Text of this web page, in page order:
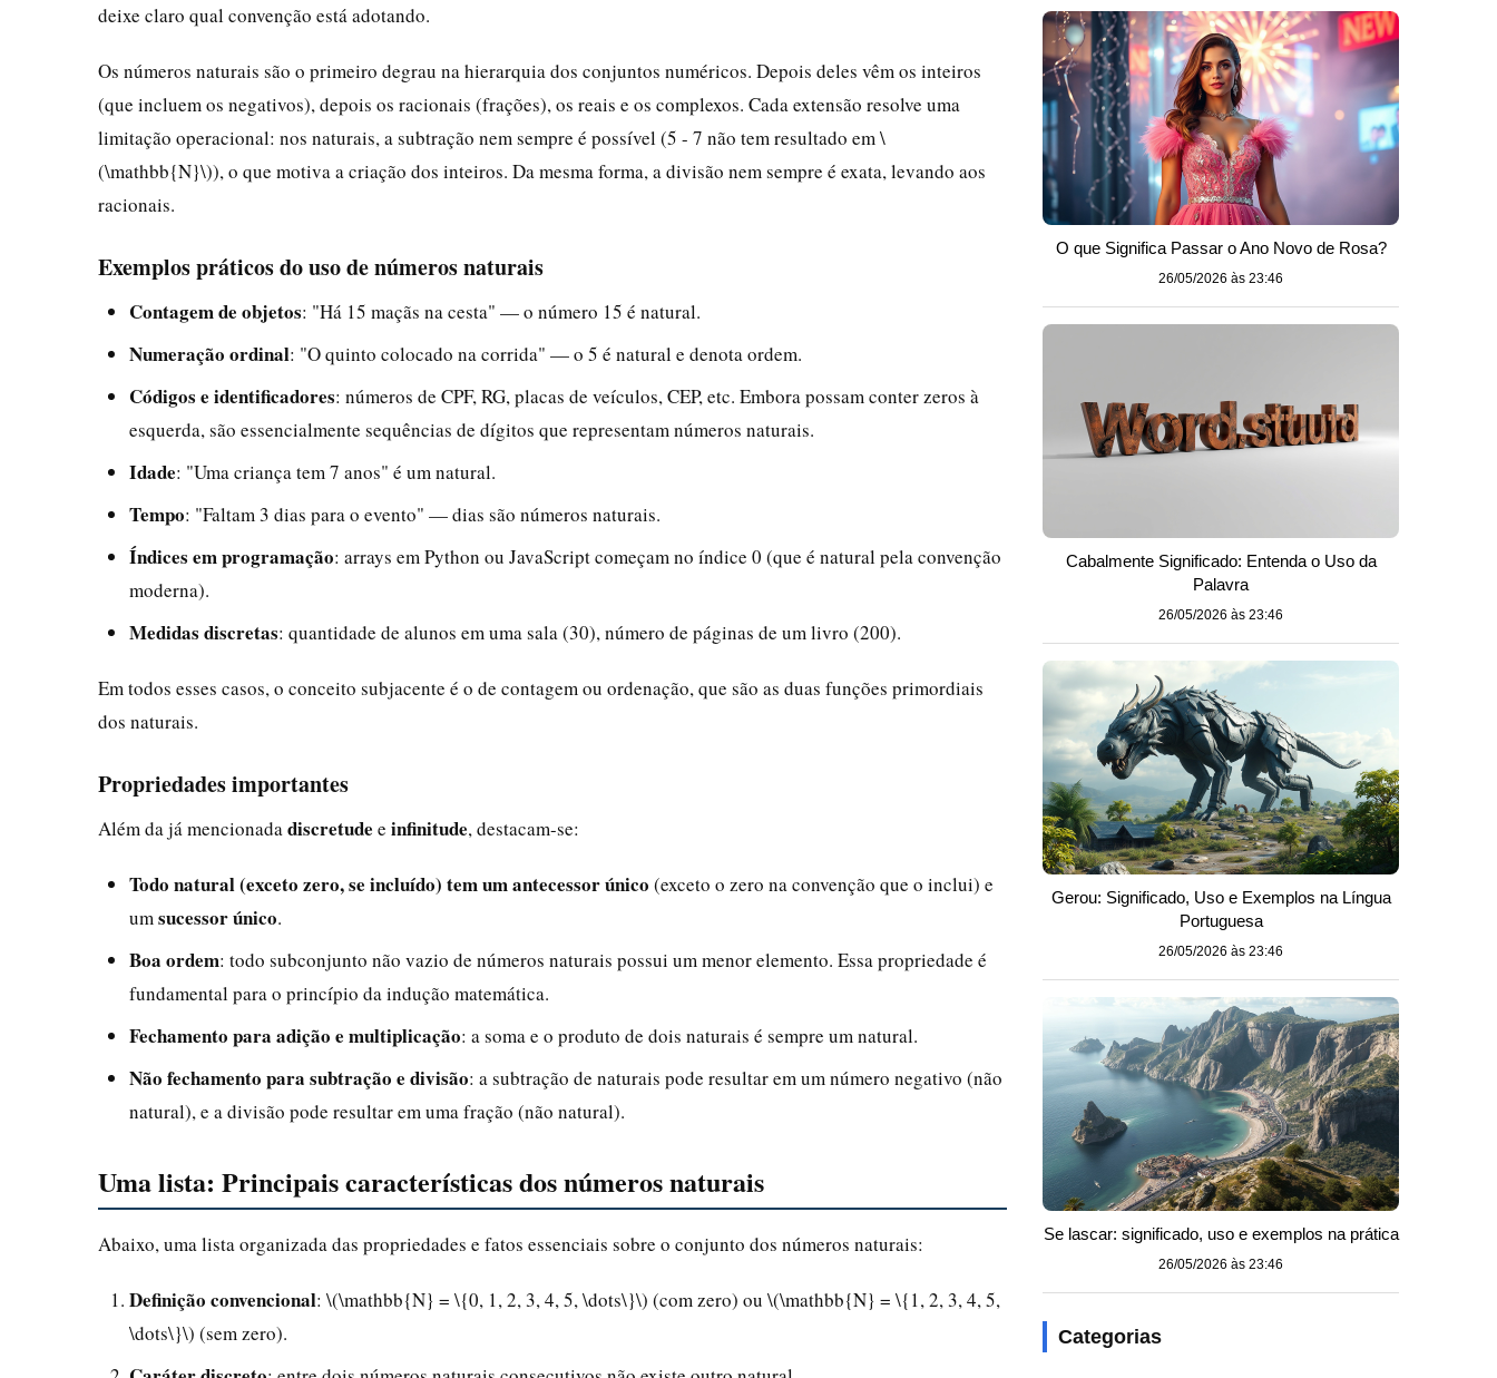
deixe claro qual convenção está adotando.
Os números naturais são o primeiro degrau na hierarquia dos conjuntos numéricos. Depois deles vêm os inteiros
(que incluem os negativos), depois os racionais (frações), os reais e os complexos. Cada extensão resolve uma
limitação operacional: nos naturais, a subtração nem sempre é possível (5 - 7 não tem resultado em \
(\mathbb{N}\)), o que motiva a criação dos inteiros. Da mesma forma, a divisão nem sempre é exata, levando aos
racionais.
Exemplos práticos do uso de números naturais
Contagem de objetos: "Há 15 maçãs na cesta" — o número 15 é natural.
Numeração ordinal: "O quinto colocado na corrida" — o 5 é natural e denota ordem.
Códigos e identificadores: números de CPF, RG, placas de veículos, CEP, etc. Embora possam conter zeros à
esquerda, são essencialmente sequências de dígitos que representam números naturais.
Idade: "Uma criança tem 7 anos" é um natural.
Tempo: "Faltam 3 dias para o evento" — dias são números naturais.
Índices em programação: arrays em Python ou JavaScript começam no índice 0 (que é natural pela convenção
moderna).
Medidas discretas: quantidade de alunos em uma sala (30), número de páginas de um livro (200).
Em todos esses casos, o conceito subjacente é o de contagem ou ordenação, que são as duas funções primordiais
dos naturais.
Propriedades importantes
Além da já mencionada discretude e infinitude, destacam-se:
Todo natural (exceto zero, se incluído) tem um antecessor único (exceto o zero na convenção que o inclui) e
um sucessor único.
Boa ordem: todo subconjunto não vazio de números naturais possui um menor elemento. Essa propriedade é
fundamental para o princípio da indução matemática.
Fechamento para adição e multiplicação: a soma e o produto de dois naturais é sempre um natural.
Não fechamento para subtração e divisão: a subtração de naturais pode resultar em um número negativo (não
natural), e a divisão pode resultar em uma fração (não natural).
Uma lista: Principais características dos números naturais
Abaixo, uma lista organizada das propriedades e fatos essenciais sobre o conjunto dos números naturais:
Definição convencional: \(\mathbb{N} = \{0, 1, 2, 3, 4, 5, \dots\}\) (com zero) ou \(\mathbb{N} = \{1, 2, 3, 4, 5,
\dots\}\) (sem zero).
O que Significa Passar o Ano Novo de Rosa?
26/05/2026 às 23:46
Cabalmente Significado: Entenda o Uso da
Palavra
26/05/2026 às 23:46
Gerou: Significado, Uso e Exemplos na Língua
Portuguesa
26/05/2026 às 23:46
Se lascar: significado, uso e exemplos na prática
26/05/2026 às 23:46
Categorias